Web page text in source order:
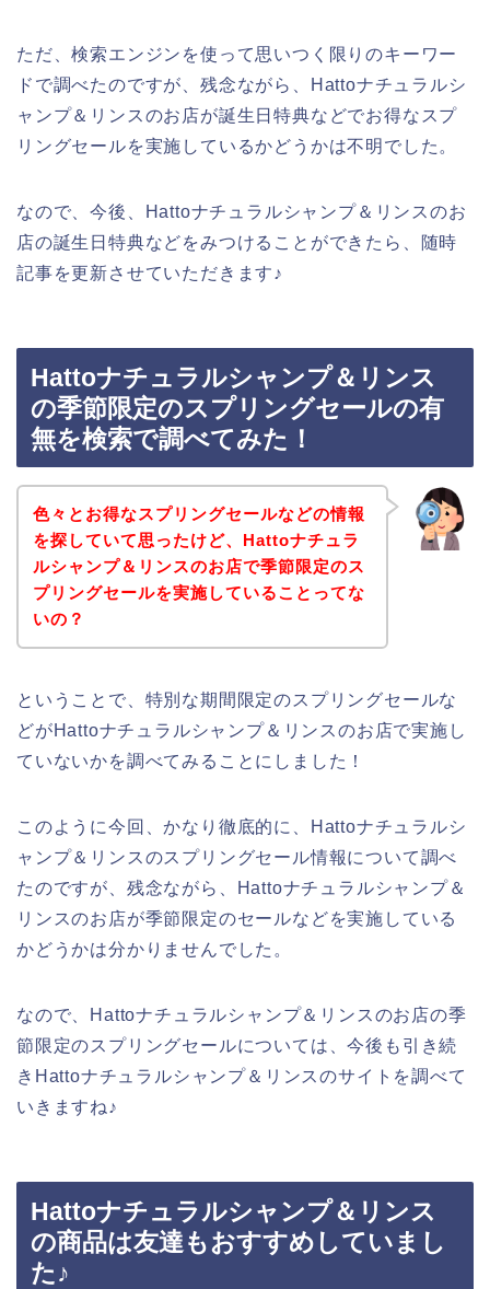
ただ、検索エンジンを使って思いつく限りのキーワー
ドで調べたのですが、残念ながら、Hattoナチュラルシ
ャンプ＆リンスのお店が誕生日特典などでお得なスプ
リングセールを実施しているかどうかは不明でした。
なので、今後、Hattoナチュラルシャンプ＆リンスのお
店の誕生日特典などをみつけることができたら、随時
記事を更新させていただきます♪
Hattoナチュラルシャンプ＆リンス
の季節限定のスプリングセールの有
無を検索で調べてみた！
色々とお得なスプリングセールなどの情報
を探していて思ったけど、Hattoナチュラ
ルシャンプ＆リンスのお店で季節限定のス
プリングセールを実施していることってな
いの？
ということで、特別な期間限定のスプリングセールな
どがHattoナチュラルシャンプ＆リンスのお店で実施し
ていないかを調べてみることにしました！
このように今回、かなり徹底的に、Hattoナチュラルシ
ャンプ＆リンスのスプリングセール情報について調べ
たのですが、残念ながら、Hattoナチュラルシャンプ＆
リンスのお店が季節限定のセールなどを実施している
かどうかは分かりませんでした。
なので、Hattoナチュラルシャンプ＆リンスのお店の季
節限定のスプリングセールについては、今後も引き続
きHattoナチュラルシャンプ＆リンスのサイトを調べて
いきますね♪
Hattoナチュラルシャンプ＆リンス
の商品は友達もおすすめしていまし
た♪